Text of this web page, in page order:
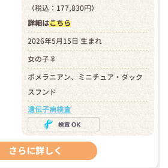
（税込：177,830円）
詳細はこちら
2026年5月15日 生まれ
女の子♀
ポメラニアン、ミニチュア・ダック
スフンド
遺伝子病検査
さらに詳しく